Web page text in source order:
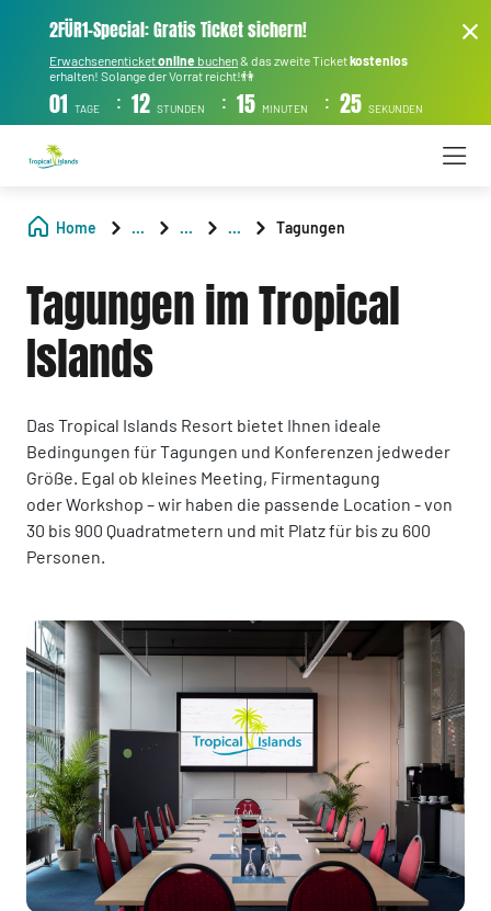
2FÜR1-Special: Gratis Ticket sichern!
Erwachsenenticketonline buchen& das zweite Ticketkostenlos
erhalten! Solange der Vorrat reicht!👫
01 TAGE : 12 STUNDEN : 15 MINUTEN : 24 SEKUNDEN
Home ... ... ... Tagungen
Tagungen im Tropical
Islands
Das Tropical Islands Resort bietet Ihnen ideale
Bedingungen für Tagungen und Konferenzen jedweder
Größe. Egal ob kleines Meeting, Firmentagung
oder Workshop – wir haben die passende Location - von
30 bis 900 Quadratmetern und mit Platz für bis zu 600
Personen.